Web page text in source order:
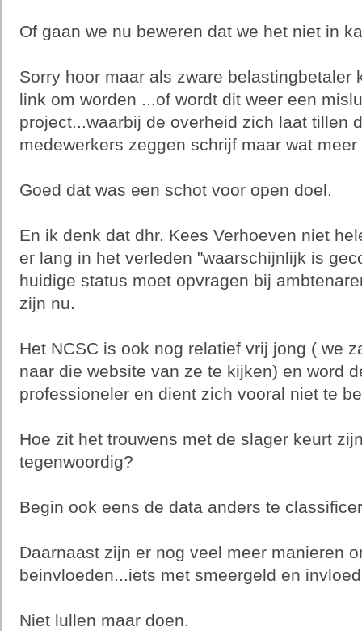
Of gaan we nu beweren dat we het niet in
Sorry hoor maar als zware belastingbetaler
link om worden ...of wordt dit weer een
project...waarbij de overheid zich laat tillen
medewerkers zeggen schrijf maar wat
Goed dat was een schot voor open doel.
En ik denk dat dhr. Kees Verhoeven niet
er lang in het verleden "waarschijnlijk is
huidige status moet opvragen bij
zijn nu.
Het NCSC is ook nog relatief vrij jong ( we
naar die website van ze te kijken) en word
professioneler en dient zich vooral niet te
Hoe zit het trouwens met de slager keurt
tegenwoordig?
Begin ook eens de data anders te
Daarnaast zijn er nog veel meer manieren
beinvloeden...iets met smeergeld en
Niet lullen maar doen.